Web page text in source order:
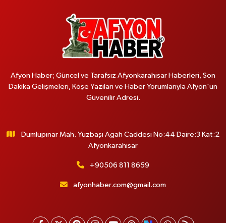
Afyon Haber; Güncel ve Tarafsız Afyonkarahisar Haberleri, Son
Dakika Gelişmeleri, Köşe Yazıları ve Haber Yorumlarıyla Afyon'un
Güvenilir Adresi.
Dumlupınar Mah. Yüzbaşı Agah Caddesi No:44 Daire:3 Kat:2
Afyonkarahisar
+90506 811 8659
afyonhaber.com@gmail.com